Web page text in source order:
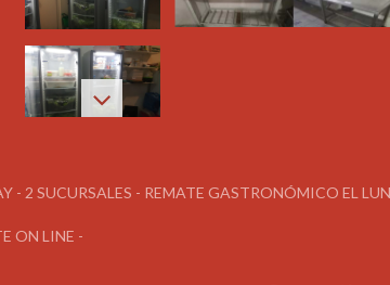
- 2 SUCURSALES - REMATE GASTRONÓMICO EL
ON LINE -